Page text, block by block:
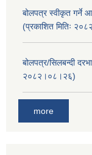
बोलपत्र स्वीकृत गर्ने
(प्रकाशित मितिः
बोलपत्र/सिलबन्दी
२०८२।०८।२६)
more